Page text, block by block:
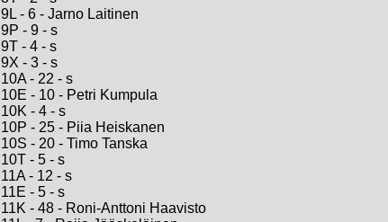
9L - 6 - Jarno Laitinen
9P - 9 - s
9T - 4 - s
9X - 3 - s
10A - 22 - s
10E - 10 - Petri Kumpula
10K - 4 - s
10P - 25 - Piia Heiskanen
10S - 20 - Timo Tanska
10T - 5 - s
11A - 12 - s
11E - 5 - s
11K - 48 - Roni-Anttoni Haavisto